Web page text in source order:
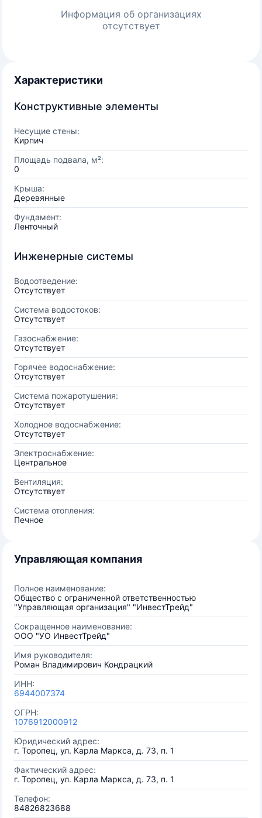
Информация об организациях
отсутствует
Характеристики
Конструктивные элементы
Несущие стены:
Кирпич
Площадь подвала, м²:
0
Крыша:
Деревянные
Фундамент:
Ленточный
Инженерные системы
Водоотведение:
Отсутствует
Система водостоков:
Отсутствует
Газоснабжение:
Отсутствует
Горячее водоснабжение:
Отсутствует
Система пожаротушения:
Отсутствует
Холодное водоснабжение:
Отсутствует
Электроснабжение:
Центральное
Вентиляция:
Отсутствует
Система отопления:
Печное
Управляющая компания
Полное наименование:
Общество с ограниченной ответственностью
"Управляющая организация" "ИнвестТрейд"
Сокращенное наименование:
ООО "УО ИнвестТрейд"
Имя руководителя:
Роман Владимирович Кондрацкий
ИНН:
6944007374
ОГРН:
1076912000912
Юридический адрес:
г. Торопец, ул. Карла Маркса, д. 73, п. 1
Фактический адрес:
г. Торопец, ул. Карла Маркса, д. 73, п. 1
Телефон:
84826823688